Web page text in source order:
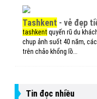
tashkent - vẻ đẹp
tashkent quyến rũ du
chụp ảnh suốt 40 năm,
trên chảo khổng lồ...
Tin đọc nhiều